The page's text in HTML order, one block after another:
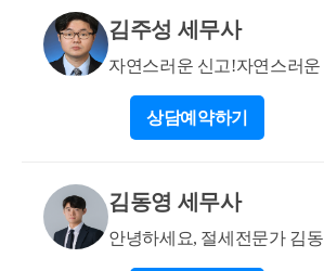
조의3에서 “신규 주택”이라 한다)을
3년(종전 주택등과 신규 주택이 모두
조의2제1항제1호에 따른 조정대상지
는 2년으로 하며, 이하 이 조에서 “일시
간”이라 한다) 이내에 종전 주택등(신
등이 조합원입주권 또는 주택분양권
주택을 포함한다)을 처분하는 경우 해
말한다. 도움이 되셨길 바랍니다. 감
비규제로 2년 보유시 비과세인가요?
공 전에 팔면 원시취득세 2.3퍼로 내게
도 변동은 없습니다. 유일한 방법은 C분양권을 등기
이전에 다른 사람에게 처분하시고, A
후에 새롭게 C분양권을 취득한다면 C
주택수를 기준으로 취득세가 적용되
는 피할 수도 있습니다. 2. 양도소득세 B주택을 관할 지
자체 주택임대사업자+세무서 사업자
라서 C분양권 취득일로부터 3년 이내
한다면 거주주택 비과세가 가능합니다
취득일로부터 3년 이후에 양도할 경우
김주성 세무사
자연스러운 신고!자연스러
무사 입니다
상담예약하기
김동영 세무사
안녕하세요, 절세전문가 김